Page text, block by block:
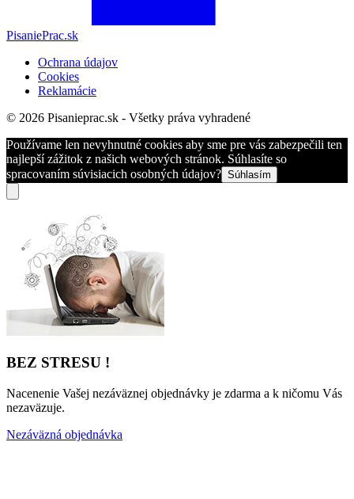
PisaniePrac.sk
Ochrana údajov
Cookies
Reklamácie
© 2026 Pisanieprac.sk - Všetky práva vyhradené
Používame len nevyhnutné cookies aby sme pre vás zabezpečili ten
najlepší zážitok z našich webových stránok. Súhlasíte so
spracovaním súvisiacich osobných údajov? Súhlasím
BEZ STRESU !
Nacenenie Vašej nezáväznej objednávky je zdarma a k ničomu Vás
nezaväzuje.
Nezáväzná objednávka